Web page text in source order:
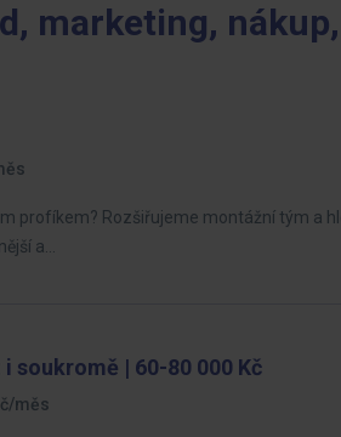
marketing,
profíkem? Rozšiřujeme montážní tým a
a…
soukromě | 60-80 000 Kč
měs